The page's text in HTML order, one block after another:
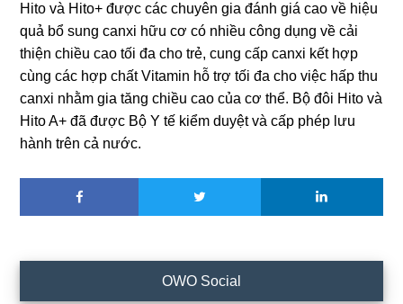
Hito và Hito+ được các chuyên gia đánh giá cao về hiệu
quả bổ sung canxi hữu cơ có nhiều công dụng về cải
thiện chiều cao tối đa cho trẻ, cung cấp canxi kết hợp
cùng các hợp chất Vitamin hỗ trợ tối đa cho việc hấp thu
canxi nhằm gia tăng chiều cao của cơ thể. Bộ đôi Hito và
Hito A+ đã được Bộ Y tế kiểm duyệt và cấp phép lưu
hành trên cả nước.
OWO Social